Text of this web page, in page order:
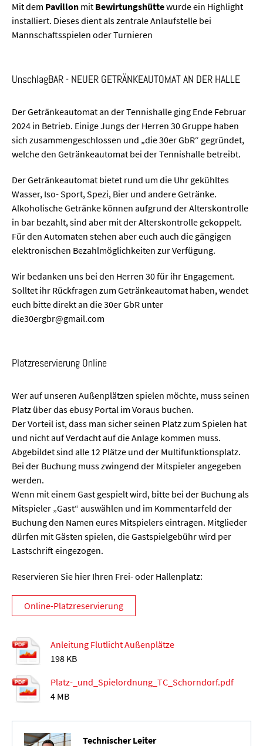
Mit dem Pavillon mit Bewirtungshüttewurde ein Highlight
installiert. Dieses dient als zentrale Anlaufstelle bei
Mannschaftsspielen oder Turnieren
UnschlagBAR - NEUER GETRÄNKEAUTOMAT AN DER HALLE
Der Getränkeautomat an der Tennishalle ging Ende Februar
2024 in Betrieb. Einige Jungs der Herren 30 Gruppe haben
sich zusammengeschlossen und „die 30er GbR“ gegründet,
welche den Getränkeautomat bei der Tennishalle betreibt.
Der Getränkeautomat bietet rund um die Uhr gekühltes
Wasser, Iso- Sport, Spezi, Bier und andere Getränke.
Alkoholische Getränke können aufgrund der Alterskontrolle
in bar bezahlt, sind aber mit der Alterskontrolle gekoppelt.
Für den Automaten stehen aber euch auch die gängigen
elektronischen Bezahlmöglichkeiten zur Verfügung.
Wir bedanken uns bei den Herren 30 für ihr Engagement.
Solltet ihr Rückfragen zum Getränkeautomat haben, wendet
euch bitte direkt an die 30er GbR unter
die30ergbr@gmail.com
Platzreservierung Online
Wer auf unseren Außenplätzen spielen möchte, muss seinen
Platz über das ebusy Portal im Voraus buchen.
Der Vorteil ist, dass man sicher seinen Platz zum Spielen hat
und nicht auf Verdacht auf die Anlage kommen muss.
Abgebildet sind alle 12 Plätze und der Multifunktionsplatz.
Bei der Buchung muss zwingend der Mitspieler angegeben
werden.
Wenn mit einem Gast gespielt wird, bitte bei der Buchung als
Mitspieler „Gast“ auswählen und im Kommentarfeld der
Buchung den Namen eures Mitspielers eintragen. Mitglieder
dürfen mit Gästen spielen, die Gastspielgebühr wird per
Lastschrift eingezogen.
Reservieren Sie hier Ihren Frei- oder Hallenplatz:
Online-Platzreservierung
Anleitung Flutlicht Außenplätze
198 KB
Platz-_und_Spielordnung_TC_Schorndorf.pdf
4 MB
Technischer Leiter